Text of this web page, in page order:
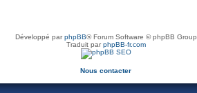
Développé parphpBB® Forum Software © phpBB Group
Traduit parphpBB-fr.com
Nous contacter